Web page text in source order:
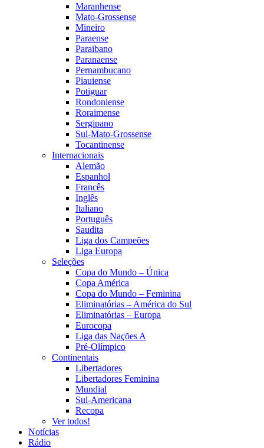
Maranhense
Mato-Grossense
Mineiro
Paraense
Paraibano
Paranaense
Pernambucano
Piauiense
Potiguar
Rondoniense
Roraimense
Sergipano
Sul-Mato-Grossense
Tocantinense
Internacionais
Alemão
Espanhol
Francês
Inglês
Italiano
Português
Saudita
Liga dos Campeões
Liga Europa
Seleções
Copa do Mundo – Única
Copa América
Copa do Mundo – Feminina
Eliminatórias – América do Sul
Eliminatórias – Europa
Eurocopa
Liga das Nações A
Pré-Olímpico
Continentais
Libertadores
Libertadores Feminina
Mundial
Sul-Americana
Recopa
Ver todos!
Notícias
Rádio